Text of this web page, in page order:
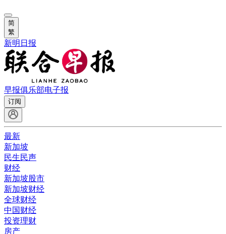
简
繁
新明日报
早报俱乐部电子报
订阅
最新
新加坡
民生民声
财经
新加坡股市
新加坡财经
全球财经
中国财经
投资理财
房产